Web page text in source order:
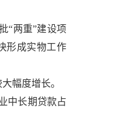
“两重”建设项
形成实物工作
幅度增长。
中长期贷款占